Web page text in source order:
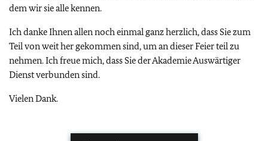
dem wir sie alle kennen.
Ich danke Ihnen allen noch einmal ganz herzlich, dass Sie zum
Teil von weit her gekommen sind, um an dieser Feier teil zu
nehmen. Ich freue mich, dass Sie der Akademie Auswärtiger
Dienst verbunden sind.
Vielen Dank.